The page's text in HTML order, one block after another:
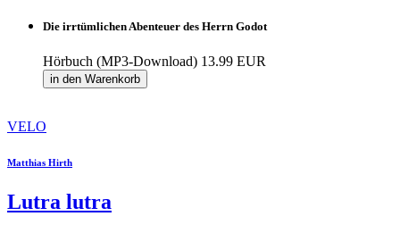
Die irrtümlichen Abenteuer des Herrn Godot
Hörbuch (MP3-Download) 13.99 EUR
in den Warenkorb
VELO
Matthias Hirth
Lutra lutra